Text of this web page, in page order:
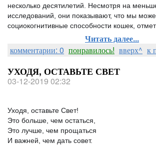
несколько десятилетий . Несмотря на
исследований, они показывают, что мы
социокогнитивные способности кошек,
Читать далее...
комментарии: 0 понравилось! вверх^ к
УХОДЯ, ОСТАВЬТЕ СВЕТ
03-12-2019 02:32
Уходя, оставьте Свет!
Это больше, чем остаться,
Это лучше, чем прощаться
И важней, чем дать совет.